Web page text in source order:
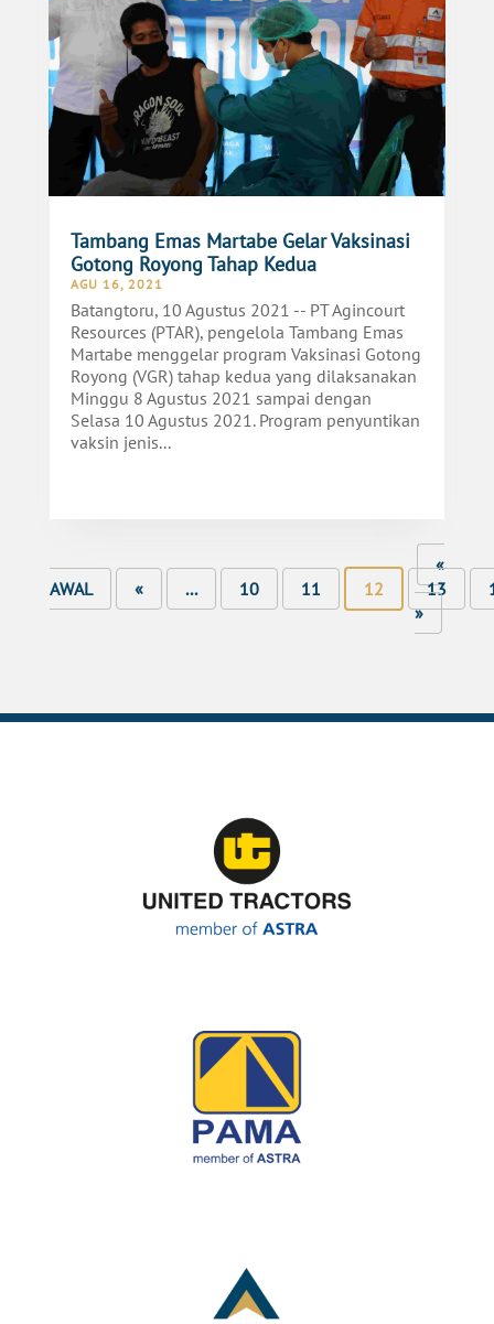
Tambang Emas Martabe Gelar Vaksinasi
Gotong Royong Tahap Kedua
AGU 16, 2021
Batangtoru, 10 Agustus 2021 -- PT Agincourt
Resources (PTAR), pengelola Tambang Emas
Martabe menggelar program Vaksinasi Gotong
Royong (VGR) tahap kedua yang dilaksanakan
Minggu 8 Agustus 2021 sampai dengan
Selasa 10 Agustus 2021. Program penyuntikan
vaksin jenis...
«
AWAL
« ... 10 11 12 13
»